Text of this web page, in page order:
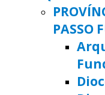
PASSO